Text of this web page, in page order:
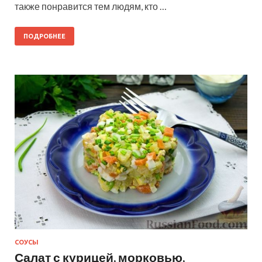
также понравится тем людям, кто …
ПОДРОБНЕЕ
СОУСЫ
Салат с курицей, морковью,